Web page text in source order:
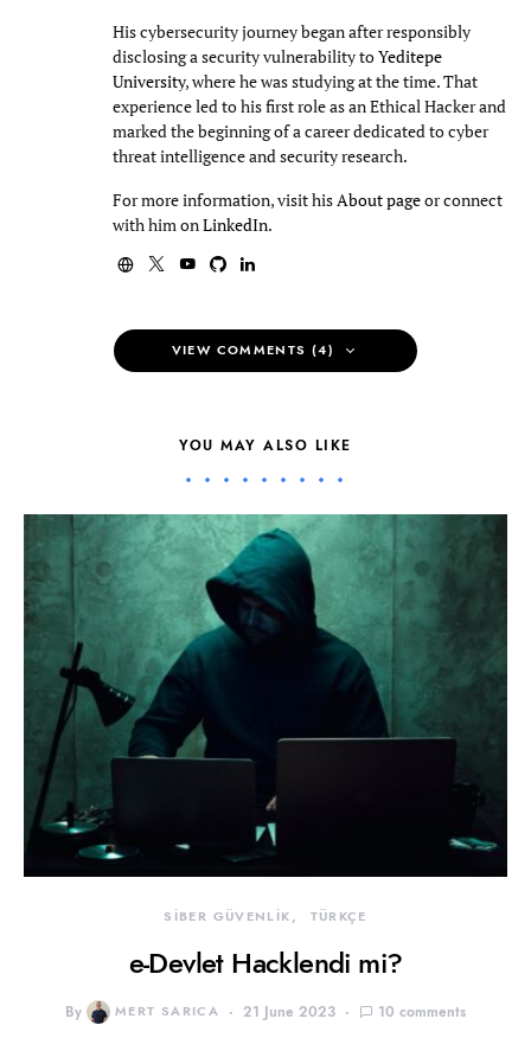
His cybersecurity journey began after responsibly
disclosing a security vulnerability toYeditepe
University, where he was studying at the time. That
experience led to his first role as an Ethical Hacker and
marked the beginning of a career dedicated to cyber
threat intelligence and security research.
For more information, visit hisAbout pageor connect
with him onLinkedIn.
VIEW COMMENTS (4)
YOU MAY ALSO LIKE
SİBER GÜVENLİK TÜRKÇE
e-Devlet Hacklendi mi?
By MERT SARICA 21 June 2023 10 comments